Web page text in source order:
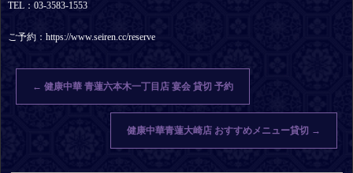
TEL：03-3583-1553
ご予約：https://www.seiren.cc/reserve
← 健康中華 青蓮六本木一丁目店 宴会 貸切 予約
健康中華青蓮大崎店 おすすめメニュー貸切 →